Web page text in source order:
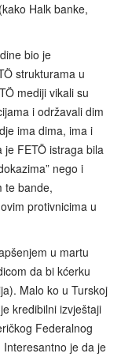
Halk banke,
bio je
strukturama u
mediji vikali su
i održavali dim
ima dima, ima i
je FETÖ istraga bila
nego i
te bande,
protivnicima u
u martu
da bi kćerku
Malo ko u Turskoj
kredibilni izvještaji
Federalnog
Interesantno je da je